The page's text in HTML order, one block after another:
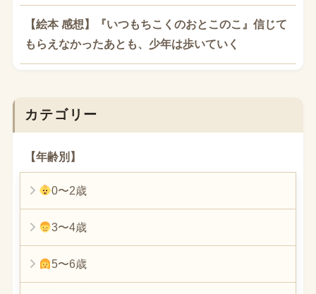
【絵本 感想】『いつもちこくのおとこのこ』信じて
もらえなかったあとも、少年は歩いていく
カテゴリー
【年齢別】
0〜2歳
3〜4歳
5〜6歳